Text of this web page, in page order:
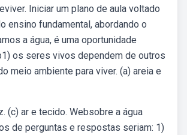
Iniciar um plano de aula voltado
ensino fundamental, abordando o
a água, é uma oportunidade
os seres vivos dependem de outros
meio ambiente para viver. (a) areia e
(c) ar e tecido. Websobre a água
de perguntas e respostas seriam: 1)